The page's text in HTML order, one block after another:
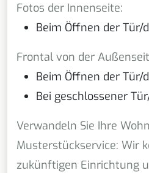
Fotos der Innenseite:
Beim Öffnen der Tür/
Frontal von der
Beim Öffnen der Tür/
Bei geschlossener
Verwandeln Sie Ihre
Musterstückservice: Wir
zukünftigen Einrichtung